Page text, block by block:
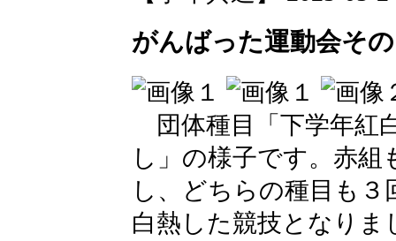
がんばった運動会そ
団体種目「下学年紅
し」の様子です。赤
し、どちらの種目も
白熱した競技となりま